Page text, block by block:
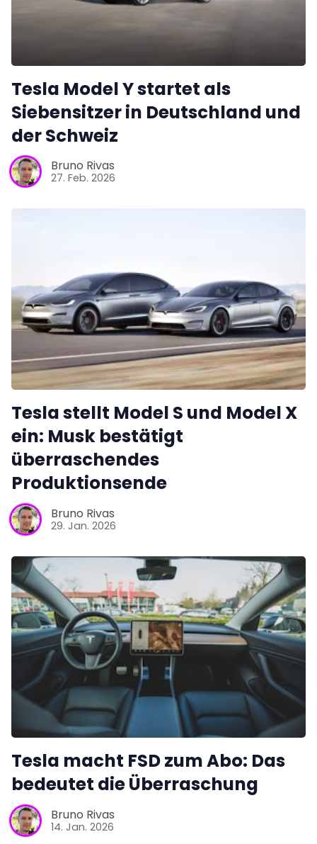
Tesla Model Y startet als
Siebensitzer in Deutschland und
der Schweiz
Bruno Rivas
27. Feb. 2026
Tesla stellt Model S und Model X
ein: Musk bestätigt
überraschendes
Produktionsende
Bruno Rivas
29. Jan. 2026
Tesla macht FSD zum Abo: Das
bedeutet die Überraschung
Bruno Rivas
14. Jan. 2026